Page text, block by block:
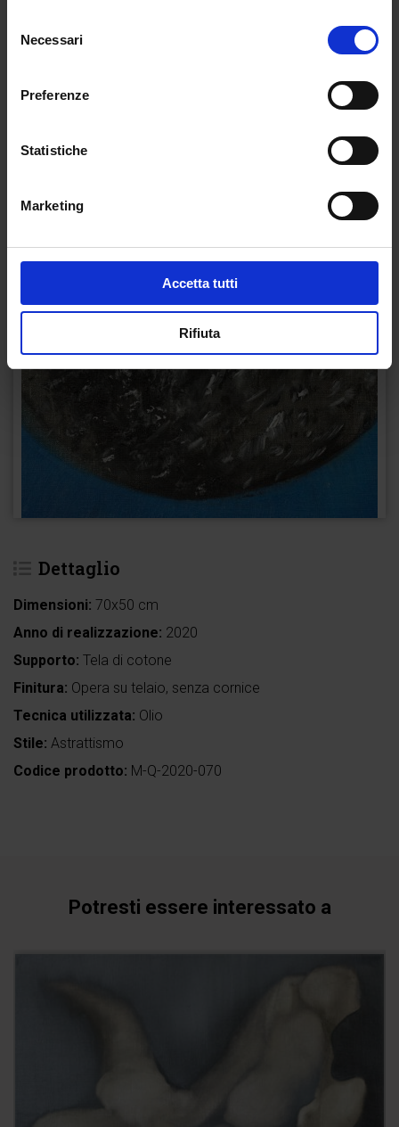
delNecessari
Preferenze
Statistiche
Marketing
Accetta tutti
Rifiuta
Dettaglio
Dimensioni: 70x50 cm
Anno di realizzazione: 2020
Supporto: Tela di cotone
Finitura: Opera su telaio, senza cornice
Tecnica utilizzata: Olio
Stile: Astrattismo
Codice prodotto: M-Q-2020-070
Potresti essere interessato a